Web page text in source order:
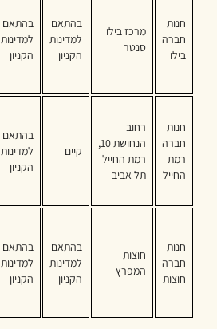
חנות
חברה
בילו
מרכז בילו
סנטר
בהתאם
למדינות
הקניון
בהתאם
למדינות
הקניון
חנות
חברה
רמת
החייל
רחוב
הנחושת 10,
רמת החייל
תל אביב
קיים
בהתאם
למדינות
הקניון
חנות
חברה
חוצות
חוצות
המפרץ
בהתאם
למדינות
הקניון
בהתאם
למדינות
הקניון